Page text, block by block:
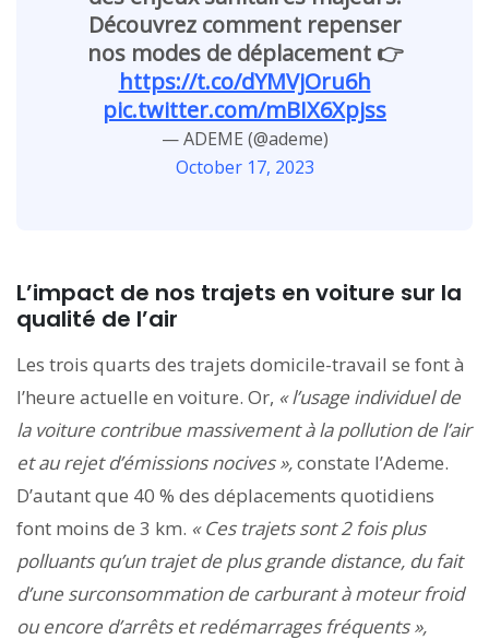
Découvrez comment repenser
nos modes de déplacement 👉
https://t.co/dYMVjOru6h
pic.twitter.com/mBIX6Xpjss
— ADEME (@ademe)
October 17, 2023
L’impact de nos trajets en voiture sur la
qualité de l’air
Les trois quarts des trajets domicile-travail se font à
l’heure actuelle en voiture. Or, « l’usage individuel de
la voiture contribue massivement à la pollution de l’air
et au rejet d’émissions nocives »,constate l’Ademe.
D’autant que 40 % des déplacements quotidiens
font moins de 3 km. « Ces trajets sont 2 fois plus
polluants qu’un trajet de plus grande distance, du fait
d’une surconsommation de carburant à moteur froid
ou encore d’arrêts et redémarrages fréquents »,